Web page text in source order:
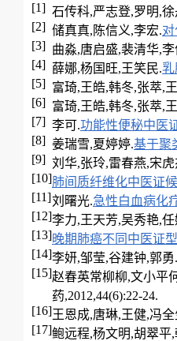
[1] 石传科,严志登,罗明,徐
[2] 储真真,陈信义,李宏.
[3] 曲淼,唐启盛,裴清华,李
[4] 薛娜,杨国旺,王笑民.乳
[5] 富琦,王皓,韩冬,张萃,
[6] 富琦,王皓,韩冬,张萃,
[7] 李可.功能性便秘中医
[8] 姜瑞雪,夏婷婷.基于聚
[9] 刘华,张玲,雷春燕,宋
[10]肺间质纤维化中医证
[11]刘曙光.急性白血病化
[12]李力,王天芳,吴秀艳,
[13]晚期肺癌不同中医证
[14]李妍,邹莹,谷建钟,郭勇.
[15]赵春英常柳柳,文小平
药,2012,44(6):22-24.
[16]王恩成,唐琳,王健,冯全
[17]鲍远程,杨文明,胡翠平